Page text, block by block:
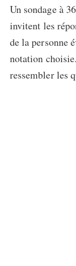
Un sondage à
invitent les
de la personne
notation
ressembler les